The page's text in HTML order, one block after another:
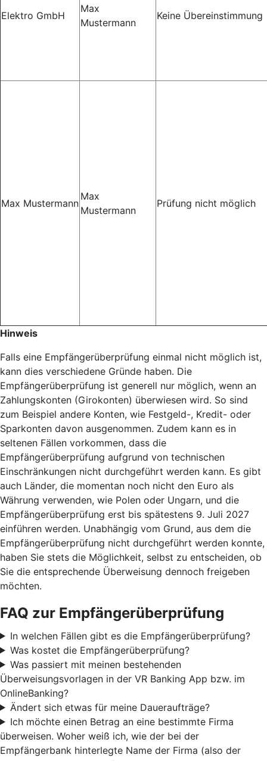
Elektro GmbH
Max
Mustermann
Keine Übereinstimmung
Max Mustermann
Max
Mustermann
Prüfung nicht möglich
Hinweis
Falls eine Empfängerüberprüfung einmal nicht möglich ist,
kann dies verschiedene Gründe haben. Die
Empfängerüberprüfung ist generell nur möglich, wenn an
Zahlungskonten (Girokonten) überwiesen wird. So sind
zum Beispiel andere Konten, wie Festgeld-, Kredit- oder
Sparkonten davon ausgenommen. Zudem kann es in
seltenen Fällen vorkommen, dass die
Empfängerüberprüfung aufgrund von technischen
Einschränkungen nicht durchgeführt werden kann. Es gibt
auch Länder, die momentan noch nicht den Euro als
Währung verwenden, wie Polen oder Ungarn, und die
Empfängerüberprüfung erst bis spätestens 9. Juli 2027
einführen werden. Unabhängig vom Grund, aus dem die
Empfängerüberprüfung nicht durchgeführt werden konnte,
haben Sie stets die Möglichkeit, selbst zu entscheiden, ob
Sie die entsprechende Überweisung dennoch freigeben
möchten.
FAQ zur Empfängerüberprüfung
In welchen Fällen gibt es die Empfängerüberprüfung?
Was kostet die Empfängerüberprüfung?
Was passiert mit meinen bestehenden
Überweisungsvorlagen in der VR Banking App bzw. im
OnlineBanking?
Ändert sich etwas für meine Daueraufträge?
Ich möchte einen Betrag an eine bestimmte Firma
überweisen. Woher weiß ich, wie der bei der
Empfängerbank hinterlegte Name der Firma (also der